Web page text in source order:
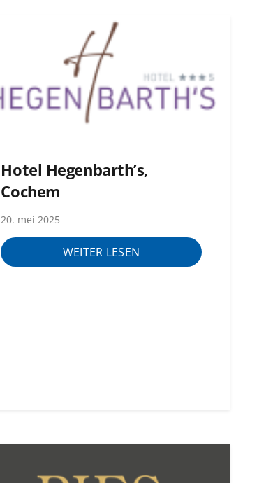
Hotel Hegenbarth’s,
Cochem
20. mei 2025
WEITER LESEN